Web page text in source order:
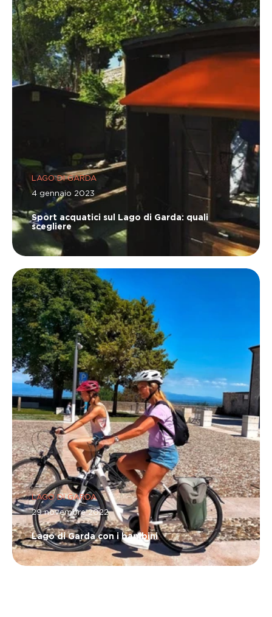
LAGO DI GARDA
4 gennaio 2023
Sport acquatici sul Lago di Garda: quali
scegliere
LAGO DI GARDA
29 novembre 2022
Lago di Garda con i bambini